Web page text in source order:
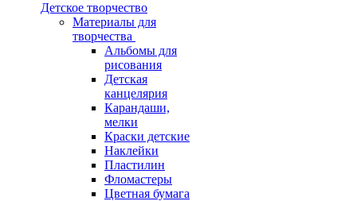
Детское творчество
Материалы для
творчества
Альбомы для
рисования
Детская
канцелярия
Карандаши,
мелки
Краски детские
Наклейки
Пластилин
Фломастеры
Цветная бумага